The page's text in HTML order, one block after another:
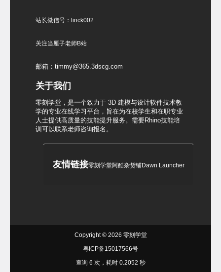
站长微信号：linck002
关注当厘子老师B站
邮箱：timmy@365.3dscg.com
关于我们
零刻学堂，是一个致力于 3D 建模与设计软件技术教
学的专业在线学习平台，旨在为在校学生和在职专业
人士提供高质量的技能提升服务。需要Rhino技能培
训可以联系老师咨询报名。
友情链接零刻学堂阿酷杂货铺Dawn Launcher
Copyright © 2026 零刻学堂
粤ICP备15017566号
查询 6 次，耗时 0.2052 秒